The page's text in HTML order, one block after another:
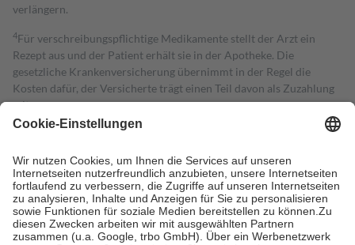
verlängern.
4Für verschreibungspflichtige Medikamente stellt der Arzt ein
Rezept aus und der Patient erhält sie in der Apotheke. Die
gesetzliche Krankenversicherung übernimmt in der Regel die
Kosten dafür, der Versicherte trägt einen Teil davon als Zuzahlung
mit.
Grundsätzlich leisten Mitglieder Zuzahlungen in Höhe von zehn
höchstens zehn Euro.
Es sind jedoch nie mehr als die tatsächlichen
Kosten der Leistung zu entrichten.
Diese Regeln gelten grundsätzlich auch für Online-Apotheken.
Bei Heilmitteln und häuslicher Krankenpflege beträgt die
Zuzahlung zehn Prozent der Kosten sowie zehn Euro je
Verordnung.